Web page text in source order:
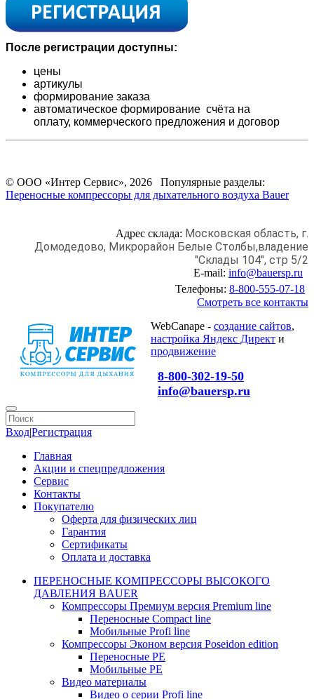
После регистрации доступны:
цены
артикулы
формирование заказа
автоматическое формирование счёта на
оплату, коммерческого предложения и договор
© ООО «Интер Сервис», 2026 Популярные разделы:
Переносные компрессоры для дыхательного воздуха Bauer
Адрес склада: Московская область, г.
Домодедово, Микрорайон Белые Столбы,владение
"Склады 104", стр 5/2
E-mail: info@bauersp.ru
Телефоны: 8-800-555-07-18
Смотреть все контакты
WebCanape - создание сайтов,
настройка Яндекс Директ и
продвижение
8-800-302-19-50
info@bauersp.ru
Вход|Регистрация
Главная
Акции и спецпредложения
Сервис
Контакты
Покупателю
Оферта для физических лиц
Гарантия
Сертификаты
Оплата и доставка
ПЕРЕНОСНЫЕ КОМПРЕССОРЫ ВЫСОКОГО
ДАВЛЕНИЯ BAUER
Компрессоры Премиум версия Premium line
Переносные Compact line
Мобильные Profi line
Компрессоры Эконом версия Poseidon edition
Переносные PE
Мобильные PE
Видео материалы
Видео о серии Profi line